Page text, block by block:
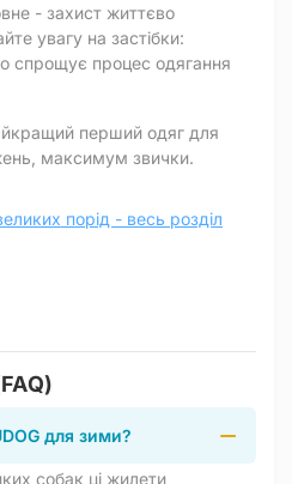
- захист життєво
увагу на застібки:
спрощує процес одягання
перший одяг для
максимум звички.
порід - весь розділ
для зими?
собак ці жилети